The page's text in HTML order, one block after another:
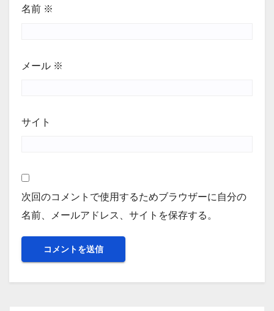
名前 ※
メール ※
サイト
次回のコメントで使用するためブラウザーに自分の
名前、メールアドレス、サイトを保存する。